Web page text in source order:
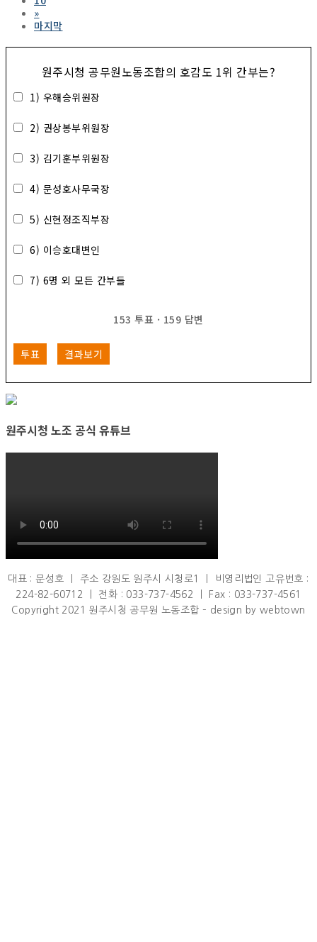
»
마지막
원주시청 공무원노동조합의 호감도 1위 간부는?
1) 우해승위원장
2) 권상봉부위원장
3) 김기훈부위원장
4) 문성호사무국장
5) 신현정조직부장
6) 이승호대변인
7) 6명 외 모든 간부들
153 투표 · 159 답변
투표 결과보기
원주시청 노조 공식 유튜브
대표 : 문성호 ㅣ 주소 강원도 원주시 시청로1 ㅣ 비영리법인 고유번호 :
224-82-60712 ㅣ 전화 : 033-737-4562 ㅣ Fax : 033-737-4561
Copyright 2021 원주시청 공무원 노동조합 – design by webtown